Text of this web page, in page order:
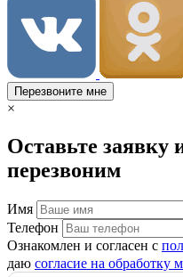
Перезвоните мне
×
Оставьте заявку
перезвоним
Имя
Телефон
Ознакомлен и согласен с
даю согласие на